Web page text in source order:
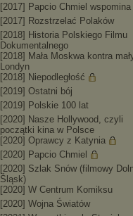
[2017] Papcio Chmiel wspomina
[2017] Rozstrzelać Polaków
[2018] Historia Polskiego Filmu
Dokumentalnego
[2018] Mała Moskwa kontra
Londyn
[2018] Niepodległość
[2019] Ostatni bój
[2019] Polskie 100 lat
[2020] Nasze Hollywood, czyli
początki kina w Polsce
[2020] Oprawcy z Katynia
[2020] Papcio Chmiel
[2020] Szlak Snów (filmowy
Śląsk)
[2020] W Centrum Komiksu
[2020] Wojna Światów